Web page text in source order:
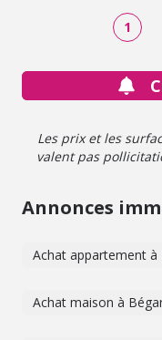
1
Les prix et les
valent pas
Annonces
Achat appartement à
Achat maison à